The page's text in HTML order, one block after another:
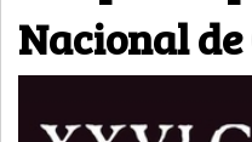
Nacional